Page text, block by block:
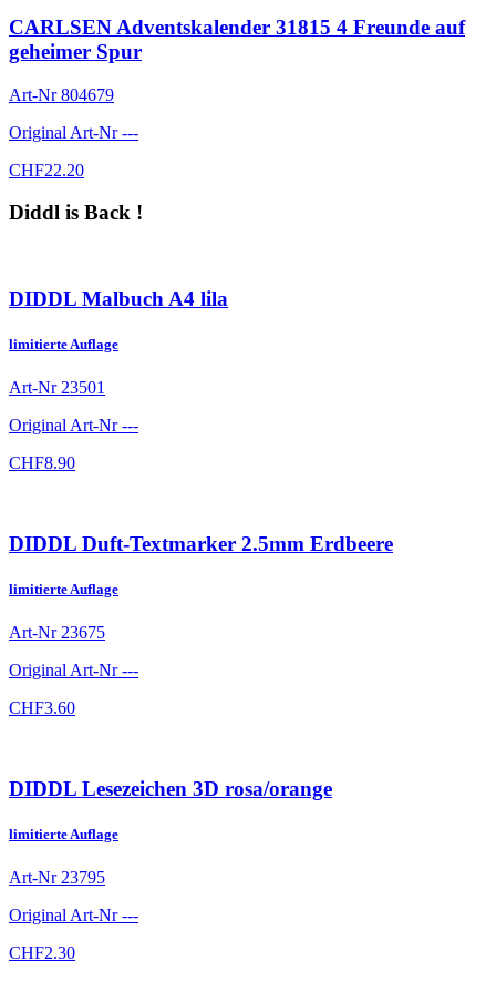
CARLSEN Adventskalender 31815 4 Freunde auf
geheimer Spur
Art-Nr804679
Original Art-Nr---
CHF22.20
Diddl is Back !
DIDDL Malbuch A4 lila
limitierte Auflage
Art-Nr 23501
Original Art-Nr---
CHF8.90
DIDDL Duft-Textmarker 2.5mm Erdbeere
limitierte Auflage
Art-Nr 23675
Original Art-Nr---
CHF3.60
DIDDL Lesezeichen 3D rosa/orange
limitierte Auflage
Art-Nr 23795
Original Art-Nr---
CHF2.30